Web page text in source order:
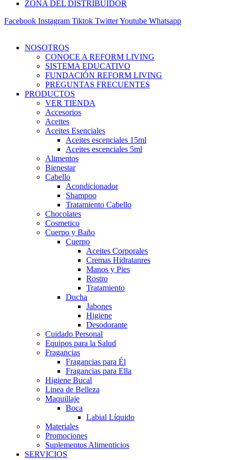
ZONA DEL DISTRIBUIDOR
Facebook Instagram Tiktok TwitterYoutube Whatsapp
NOSOTROS
CONOCE A REFORM LIVING
SISTEMA EDUCATIVO
FUNDACIÓN REFORM LIVING
PREGUNTAS FRECUENTES
PRODUCTOS
VER TIENDA
Accesorios
Aceites
Aceites Esenciales
Aceites escenciales 15ml
Aceites escenciales 5ml
Alimentos
Bienestar
Cabello
Acondicionador
Shampoo
Tratamiento Cabello
Chocolates
Cosmetico
Cuerpo y Baño
Cuerpo
Aceites Corporales
Cremas Hidratanres
Manos y Pies
Rostro
Tratamiento
Ducha
Jabones
Higiene
Desodorante
Cuidado Personal
Equipos para la Salud
Fragancias
Fragancias para Él
Fragancias para Ella
Higiene Bucal
Linea de Belleza
Maquillaje
Boca
Labial Líquido
Materiales
Promociones
Suplementos Alimenticios
SERVICIOS